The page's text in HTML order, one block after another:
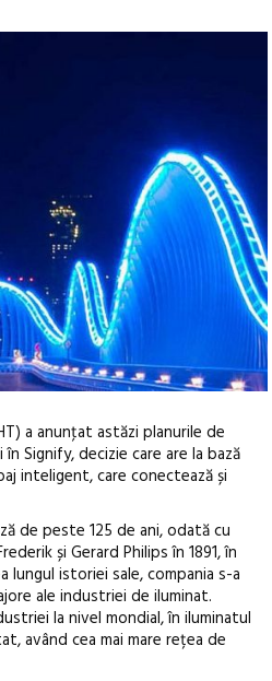
a anunţat astăzi planurile de
Signify, decizie care are la bază
inteligent, care conectează și
de peste 125 de ani, odată cu
și Gerard Philips în 1891, în
lungul istoriei sale, compania s-a
ale industriei de iluminat.
la nivel mondial, în iluminatul
având cea mai mare rețea de